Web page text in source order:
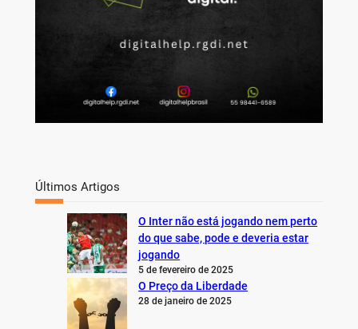
Últimos Artigos
O Inter não está jogando nem perto
do que sabe, pode e deveria estar
jogando
5 de fevereiro de 2025
O Preço da Liberdade
28 de janeiro de 2025